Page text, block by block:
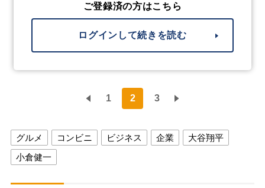
ご登録済の方はこちら
ログインして続きを読む
1 2 3
グルメ コンビニ ビジネス 企業
大谷翔平
小倉健一